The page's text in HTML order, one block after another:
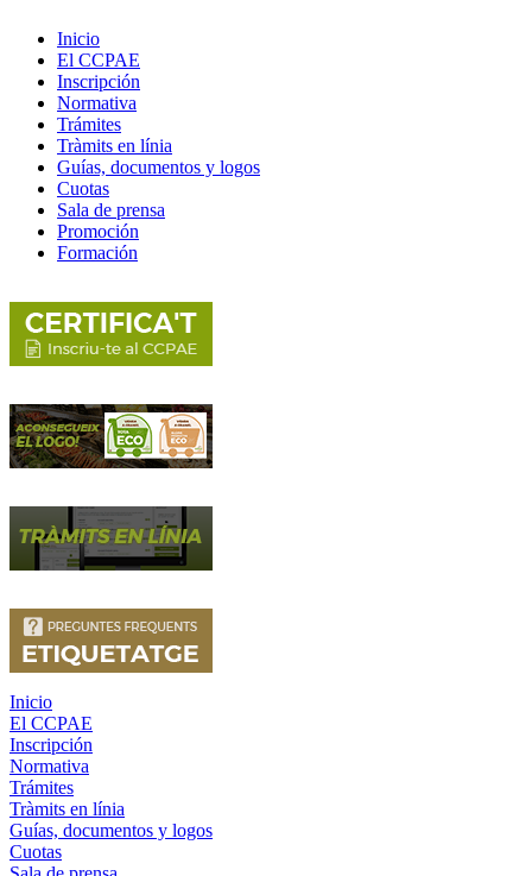
Inicio
El CCPAE
Inscripción
Normativa
Trámites
Tràmits en línia
Guías, documentos y logos
Cuotas
Sala de prensa
Promoción
Formación
Inicio
El CCPAE
Inscripción
Normativa
Trámites
Tràmits en línia
Guías, documentos y logos
Cuotas